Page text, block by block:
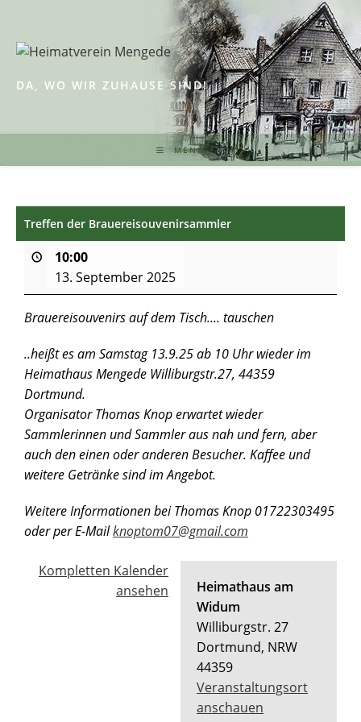
springen
DA, WO WIR ZUHAUSE SIND!
MENÜ
Treffen der Brauereisouvenirsammler
10:00
13. September 2025
Brauereisouvenirs auf dem Tisch.... tauschen
..heißt es am Samstag 13.9.25 ab 10 Uhr wieder im
Heimathaus Mengede Williburgstr.27, 44359
Dortmund.
Organisator Thomas Knop erwartet wieder
Sammlerinnen und Sammler aus nah und fern, aber
auch den einen oder anderen Besucher. Kaffee und
weitere Getränke sind im Angebot.
Weitere Informationen bei Thomas Knop 01722303495
oder per E-Mailknoptom07@gmail.com
Heimathaus am
Widum
Williburgstr. 27
Dortmund, NRW
44359
Veranstaltungsort
anschauen
Kompletten Kalender
ansehen